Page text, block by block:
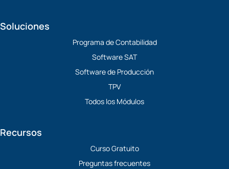
Soluciones
Programa de Contabilidad
Software SAT
Software de Producción
TPV
Todos los Módulos
Recursos
Curso Gratuito
Preguntas frecuentes